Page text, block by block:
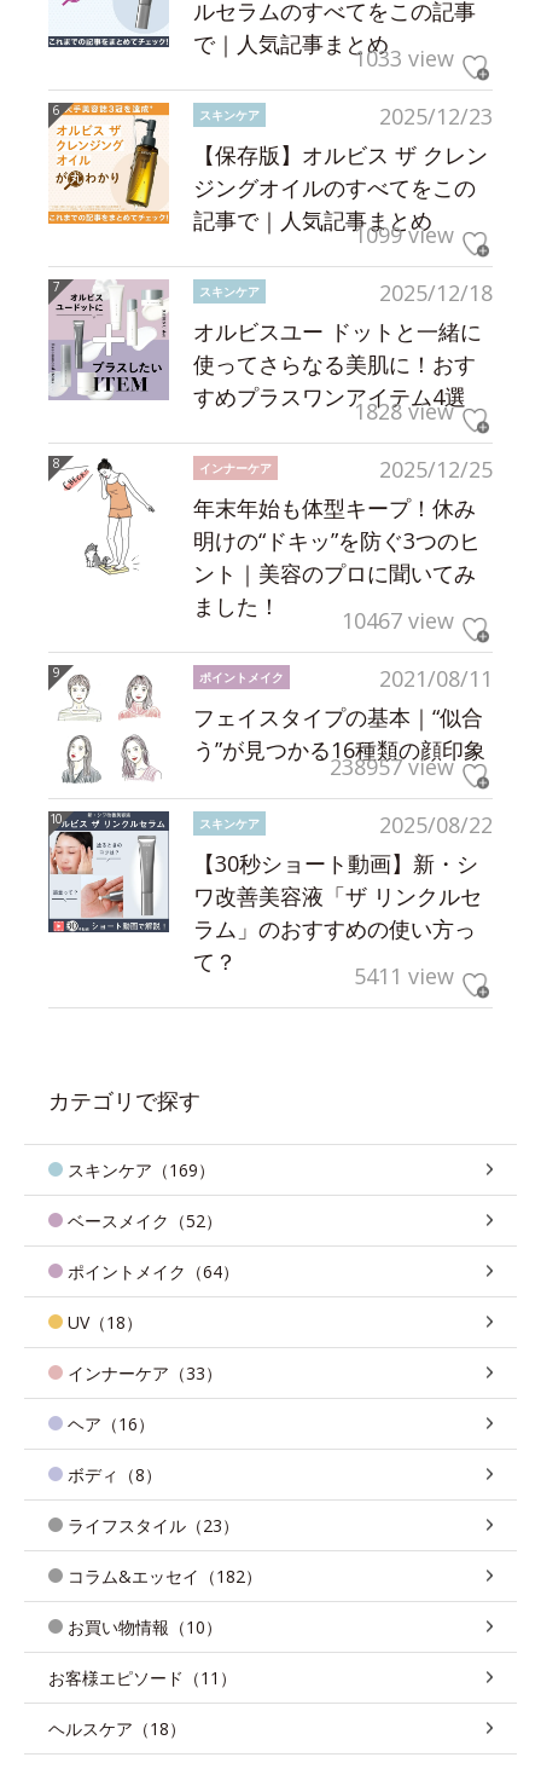
ルセラムのすべてをこの記事
で｜人気記事まとめ1033 view
2025/12/23
スキンケア
【保存版】オルビス ザ クレン
ジングオイルのすべてをこの
記事で｜人気記事まとめ
1099 view
2025/12/18
スキンケア
オルビスユー ドットと一緒に
使ってさらなる美肌に！おす
すめプラスワンアイテム4選
1828 view
2025/12/25
インナーケア
年末年始も体型キープ！休み
明けの“ドキッ”を防ぐ3つのヒ
ント｜美容のプロに聞いてみ
ました！
10467 view
2021/08/11
ポイントメイク
フェイスタイプの基本｜“似合
う”が見つかる16種類の顔印象
238957 view
2025/08/22
スキンケア
【30秒ショート動画】新・シ
ワ改善美容液「ザ リンクルセ
ラム」のおすすめの使い方っ
て？
5411 view
カテゴリで探す
スキンケア（169）
ベースメイク（52）
ポイントメイク（64）
UV（18）
インナーケア（33）
ヘア（16）
ボディ（8）
ライフスタイル（23）
コラム&エッセイ（182）
お買い物情報（10）
お客様エピソード（11）
ヘルスケア（18）